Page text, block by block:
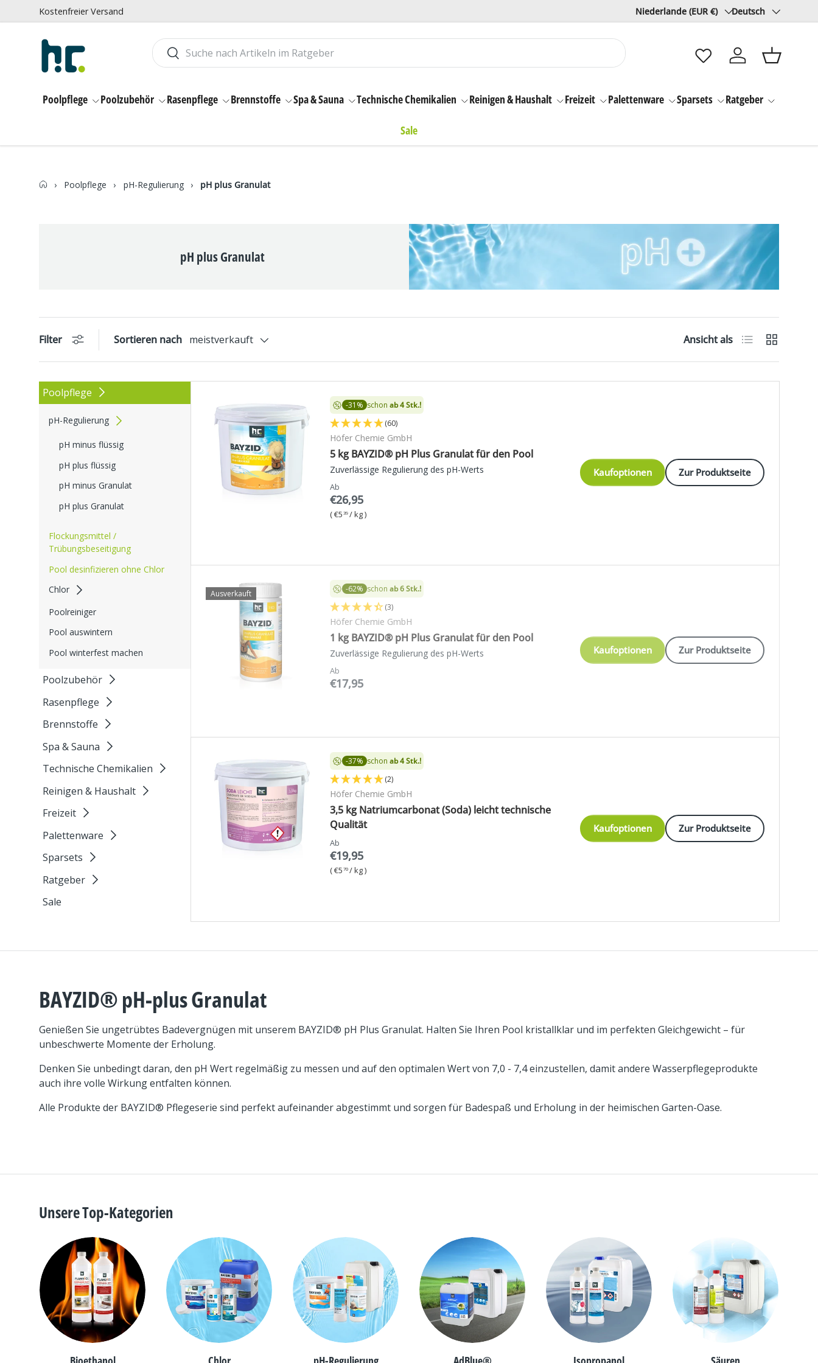
Direkt zum Inhalt
Kostenfreier Versand Land/Region
Niederlande (EUR €) Sprache
Deutsch
Suchen
Suchen
Einloggen
Poolpflege Poolzubehör Rasenpflege Brennstoffe Spa & Sauna Technische Chemikalien Reinigen & Haushalt Freizeit Palettenware Sparsets Ratgeber
Sale
› Poolpflege › pH-Regulierung › pH plus Granulat
pH plus Granulat
Filter Sortieren nach meistverkauft Ansicht als Produktliste
Poolpflege
pH-Regulierung
pH minus flüssig
pH plus flüssig
pH minus Granulat
pH plus Granulat
Flockungsmittel /
Trübungsbeseitigung
Pool desinfizieren ohne Chlor
Chlor
Poolreiniger
Pool auswintern
Pool winterfest machen
Poolzubehör
Rasenpflege
Brennstoffe
Spa & Sauna
Technische Chemikalien
Reinigen & Haushalt
Freizeit
Palettenware
Sparsets
Ratgeber
Sale
-31% schon ab 4 Stk.!
(60)
Höfer Chemie GmbH
5 kg BAYZID® pH Plus Granulat für den Pool
Zuverlässige Regulierung des pH-Werts
Ab
€26,95
Grundpreis
€5 39 /kg
Kaufoptionen Zur Produktseite
Ausverkauft -62% schon ab 6 Stk.!
(3)
Höfer Chemie GmbH
1 kg BAYZID® pH Plus Granulat für den Pool
Zuverlässige Regulierung des pH-Werts
Ab
€17,95
Kaufoptionen Zur Produktseite
-37% schon ab 4 Stk.!
(2)
Höfer Chemie GmbH
3,5 kg Natriumcarbonat (Soda) leicht technische
Qualität
Ab
€19,95
Grundpreis
€5 70 /kg
Kaufoptionen Zur Produktseite
BAYZID® pH-plus Granulat
Genießen Sie ungetrübtes Badevergnügen mit unserem BAYZID® pH Plus Granulat. Halten Sie Ihren Pool kristallklar und im perfekten Gleichgewicht – für
unbeschwerte Momente der Erholung.
Denken Sie unbedingt daran, den pH Wert regelmäßig zu messen und auf den optimalen Wert von 7,0 - 7,4 einzustellen, damit andere Wasserpflegeprodukte
auch ihre volle Wirkung entfalten können.
Alle Produkte der BAYZID® Pflegeserie sind perfekt aufeinander abgestimmt und sorgen für Badespaß und Erholung in der heimischen Garten-Oase.
Unsere Top-Kategorien